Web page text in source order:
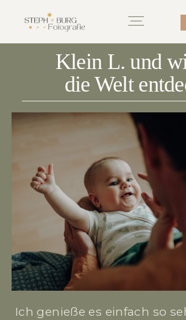
Klein L. und
die Welt
Ich genieße es einfach so
Portfolio
Über mich
Wissenswertes